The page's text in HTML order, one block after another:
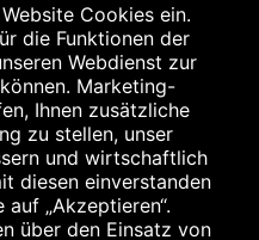
Cookies ein.
die Funktionen der
Webdienst zur
Marketing-
Ihnen zusätzliche
zu stellen, unser
und wirtschaftlich
diesen einverstanden
„Akzeptieren“.
über den Einsatz von